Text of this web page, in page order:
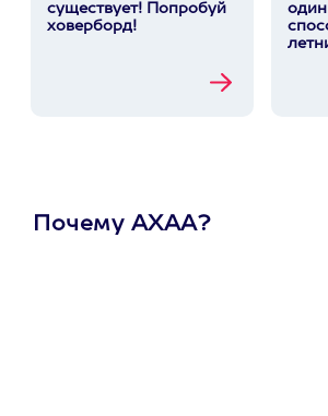
существует! Попробуй
ховерборд!
Почему АХАА?